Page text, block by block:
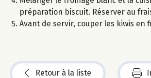
préparation biscuit. Réserver au
Avant de servir, couper les kiwis en
Retour à la liste